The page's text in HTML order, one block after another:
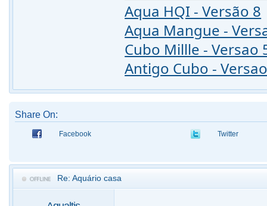
Aqua HQI - Versão 8
Aqua Mangue -
Cubo Millle - Versao
Antigo Cubo -
Share On:
Facebook Twitter
Re: Aquário casa